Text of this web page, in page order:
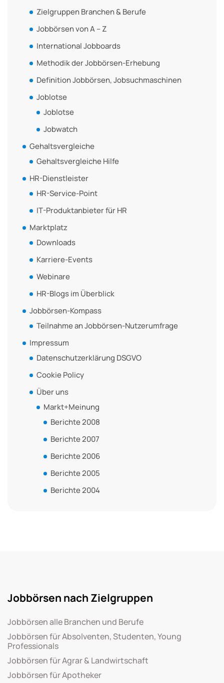
Zielgruppen Branchen & Berufe
Jobbörsen von A – Z
International Jobboards
Methodik der Jobbörsen-Erhebung
Definition Jobbörsen, Jobsuchmaschinen
Joblotse
Joblotse
Jobwatch
Gehaltsvergleiche
Gehaltsvergleiche Hilfe
HR-Dienstleister
HR-Service-Point
IT-Produktanbieter für HR
Marktplatz
Downloads
Karriere-Events
Webinare
HR-Blogs im Überblick
Jobbörsen-Kompass
Teilnahme an Jobbörsen-Nutzerumfrage
Impressum
Datenschutzerklärung DSGVO
Cookie Policy
Über uns
Markt+Meinung
Berichte 2008
Berichte 2007
Berichte 2006
Berichte 2005
Berichte 2004
Jobbörsen nach Zielgruppen
Jobbörsen alle Branchen und Berufe
Jobbörsen für Absolventen, Studenten, Young
Professionals
Jobbörsen für Agrar & Landwirtschaft
Jobbörsen für Apotheker